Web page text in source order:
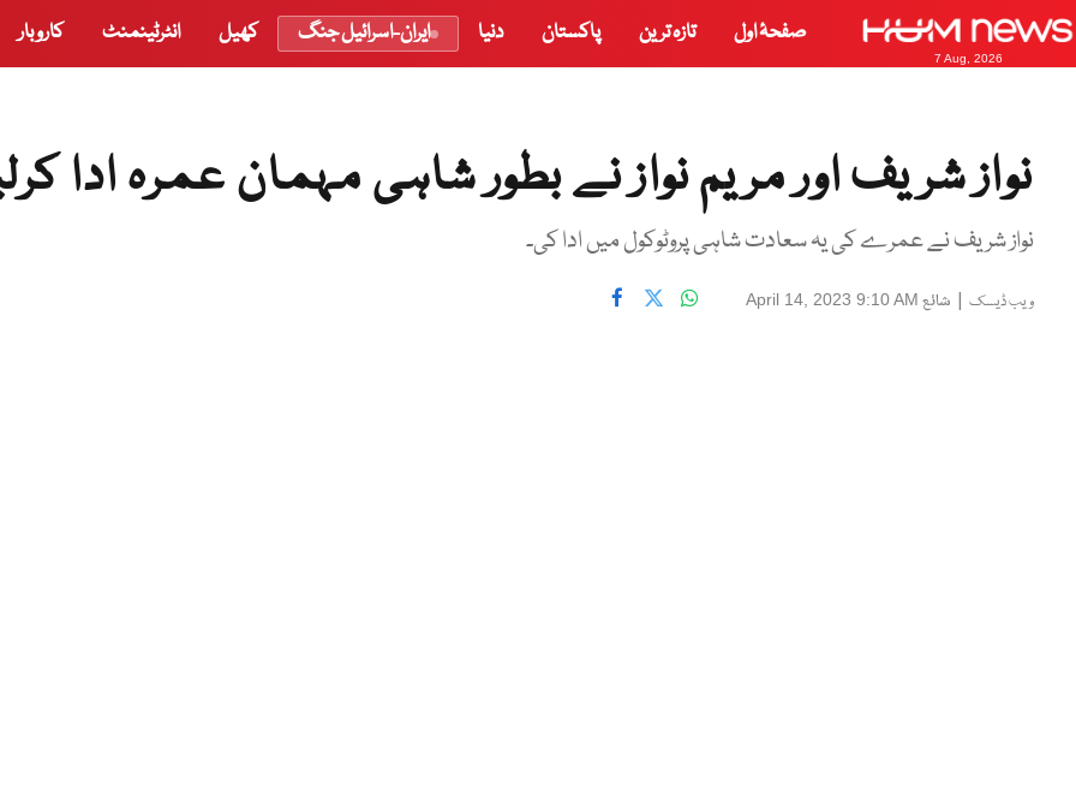
7 Aug, 2026
صفحۂ اول تازہ ترین پاکستان دنیا ایران-اسرائیل جنگ کھیل انٹرٹینمنٹ کاروبار
نواز شریف اور مریم نواز نے بطور شاہی مہمان عمرہ ادا
نواز شریف نے عمرے کی یہ سعادت شاہی پروٹوکول میں ادا کی۔
ویب ڈیسک | شائع April 14, 2023 9:10 AM